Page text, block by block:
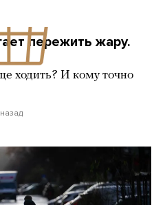
пережить жару.
ходить? И кому точно